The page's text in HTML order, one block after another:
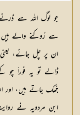
شکیلہ بنت میاں
جو لوگ اللہ سے
سے رُوکنے والے
ان پر چل جائے،
ڈالے تو یہ فوراََ چو
جُھک جاتے ہیں، اور
ابن مردویہ نے